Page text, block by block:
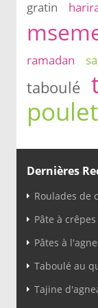
gratin
ramadan
taboulé
poulet
Dernières
Roulades de
Pâte à
Pâtes à
Taboulé au
Tajine